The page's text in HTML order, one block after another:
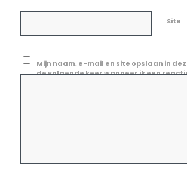
Site
Mijn naam, e-mail en site opslaan in
de volgende keer wanneer ik een